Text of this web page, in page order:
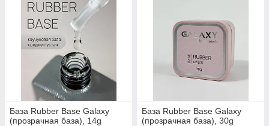
База Rubber Base Galaxy
(прозрачная база), 14g
База Rubber Base Galaxy
(прозрачная база), 30g